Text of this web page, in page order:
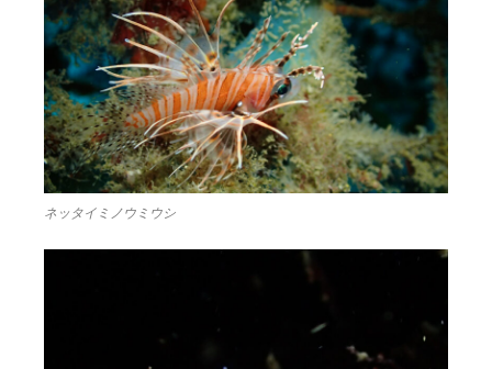
ネッタイミノウミウシ